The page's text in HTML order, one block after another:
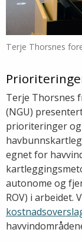
Terje Thorsnes
Terje Thorsnes
(NGU)
prioriteringer
egnet for
autonome og
ROV) i arbeidet.